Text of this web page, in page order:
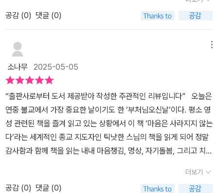
을 천천히 음미하다 보면 깊은 명상을 하는 느낌이 들고 어수선하던
는 거세게 흔들립니다. 나무는 금방이라도 부러질 것처럼 아주 연약
하고 위태로워 보입니다. 하지만 나무의 몸통으로 시선을 가져오면,
매우 평온하고 고요한 것을 볼 수 있습니다. 이제 당신은 더 이상 두렵
지 않습니다. 왜냐하면 나무가 튼튼하고 견고하며, 흙 속 깊이 뿌리를
내리고 있어 폭풍을 견딜 수 있다는 것을 알게 되었기 때문입니다(24
~25쪽) 우리는 모두 자비의 씨앗을 가지고 있습니다. 매일 자비에 대
한 마음챙김 수행을 하면 내면에 있는 자비의 씨앗이 강해지고 강력
한 에너지의 원천이 됩니다. 내면에서 평화와 기쁨, 행복을 더 많이 일
싸우거나 억누를 필요가 없습니다. 다만, 긍정적인 씨앗에 선택적으
로 물을 주고 부정적인 씨앗에는 물을 주지 않으려고 노력할 뿐입니
위로라고는 보기 어렵겠다.그러나 96p에 나오는 걸 인용해 보면,'사
랑하는 사람이 세상을 떠나면우리는 갑작스럽게 버려지거나홀로 남
겨진 것처럼 느낄 수 있습니다.그들을 영원히 잃어 버렸다고 믿으며
깊은 고통을 경험하기도 하고,그들과 단절되었다고 느낄 수도 있습니
다.하지만, 우리 자신과 다시 연결될 때사랑하는 이들, 조상들 그리고
생명의 흐름 전체와 다시 연결될 수 있습니다. 내면의 집으로 돌아가,
우리 안에 있는 사랑하는 이를다시 만날 수 있습니다....'이 단락에서
와닿는 표현은 2개.영원히 잃어버렸다고 믿음,내면의 집으로의 회귀.
누군가를 잃은게 아니라 떠났고 살아있는 이는 자신의 마음으로 복귀
한다.복귀가 슬픔의 회복을 표현하는 간단한 단어로는 보이지 않는
다.그저 마음으로라도 연결된 걸 느껴 봄으로써잊은듯 간직하고 살라
닿지 않는 바가 나뉠 수는 있겠다.그래도 사라졌다는 메세지 보다는
걸음을 조화롭게 연결하여 그 사이에 소통이 이루어지도록 하는 것이
는 '들이쉬고 들이쉬고, 내쉬고 내쉬고 내쉬고'라고 마음속으로 읊조
린다. ​집중을 위해 짧은 시를 읊는 것도 좋다. 가령 '나는 도착했네, 나
는 집에 있네, 지금, 여기에' 또는 '도착했네, 도착했네, 집에 있네, 집
에 있네, 집에 있네'처럼 말이다. 이런 구체적인 마음챙김 연습으로 몸
과 마음을 행복에 길들일 수 있다. 마음챙김의 한 걸음 한 걸음은 우리
의 안과 밖에 있는 아름다움과 기쁨을 깊이 깨닫게 한다.
에 양분을 줄 수 있다. 다만 양분의 양이 정해져 있다는 것이 문제다.
우리는 한정된 자원을 가지고 적절하게 분배하여 씨앗을 키울 수 있
다. 정원 처럼 마음도 마찬가지다. 의식 깊은 곳에 다양한 감정 중 일
부에만 관심을 주어야 한다. ​ 씨앗은 물을 주면 싹이 튼다. 의식도 그
렇다. 씨앗 자체는 문제가 되지 않지만 어떤 씨앗에만 물을 주어 키운
다면 문제가 될 수도 있다.​ 슬픔이나 고통 괴로움에만 초점을 맞춘다
면 비탄과 절망, 희망 없음의 씨앗에 물을 주는 것이다. 씨앗을 심는
것은 선택할 수는 없지만 씨앗 중 긍정의 씨앗에만 물을 주는 것은 선
택할 수 있다.​ 행복을 위해서는 긍정적 자양이 필요하다. 적당한 주의
를 두고 한정된 에너지를 쏟아 부어야 한다. 그러면 자연스러 부정의
씨앗은 말라들게 된다.​ 긍정과 부정의 감정을 동시에 느끼는 것은 불
가능하다. 마치 뜨거운 얼음이나, 차가운 불처럼 모순되는 감정이다.
한쪽 극단의 감정에 주의를 기울이면 당연히 다른 극단의 씨앗은 그
싹을 줄이기 시작한다. ​그렇다고 부정적 감정을 '없애라'는 의미는 아
공감 (0) 댓글 (0)
소나무 2025-05-05
“출판사로부터 도서 제공받아 작성한 주관적인 리뷰입니다” 오늘은
연중 불교에서 가장 중요한 날이기도 한 ‘부처님오신날’이다. 평소 영
성 관련된 책을 즐겨 읽고 있는 상황에서 이 책 ‘마음은 사라지지 않는
다’라는 세계적인 종교 지도자인 틱낫한 스님의 책을 읽게 되어 정말
감사함과 함께 책을 읽는 내내 마음챙김, 명상, 자기돌봄, 그리고 치유
사는 대학교수, 노동자, 소방관, 작가 등 사회 각계각층으로부터 받고
더보기
공감 (0) 댓글 (0)